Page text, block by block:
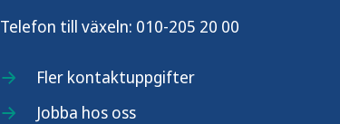
Telefon till växeln: 010-205 20 00
Fler kontaktuppgifter
Jobba hos oss